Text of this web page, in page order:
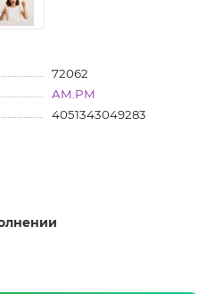
72062
AM.PM
4051343049283